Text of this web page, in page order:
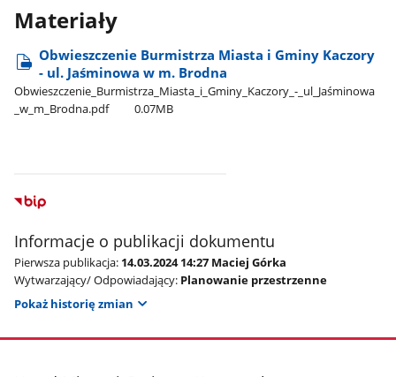
Materiały
Obwieszczenie Burmistrza Miasta i Gminy Kaczory
- ul. Jaśminowa w m. Brodna
Obwieszczenie​_Burmistrza​_Miasta​_i​_Gminy​_Kaczory​_-​_ul​_Jaśminowa​
_w​_m​_Brodna.pdf
0.07MB
Informacje o publikacji dokumentu
Pierwsza publikacja: 14.03.2024 14:27 Maciej Górka
Wytwarzający/ Odpowiadający: Planowanie przestrzenne
Pokaż historię zmian